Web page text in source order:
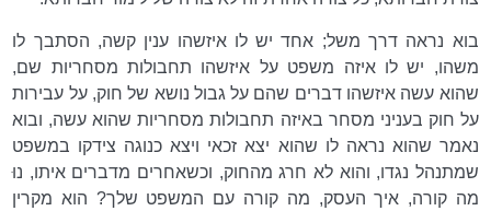
בוא נראה דרך משל; אחד יש לו איזשהו ענין קשה, הסתבך לו
משהו, יש לו איזה משפט על איזשהו תחבולות מסחריות שם,
שהוא עשה איזשהו דברים שהם על גבול נושא של חוק, על עבירות
על חוק בעניני מסחר באיזה תחבולות מסחריות שהוא עשה, ובוא
נאמר שהוא נראה לו שהוא יצא זכאי ויצא כנוגה צידקו במשפט
שמתנהל נגדו, והוא לא חרג מהחוק, וכשאחרים מדברים איתו, נוּ
מה קורה, איך העסק, מה קורה עם המשפט שלך? הוא מקרין